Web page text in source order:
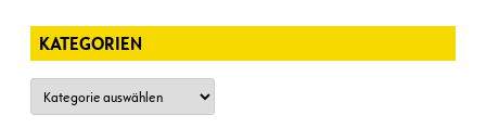
KATEGORIEN
Kategorien